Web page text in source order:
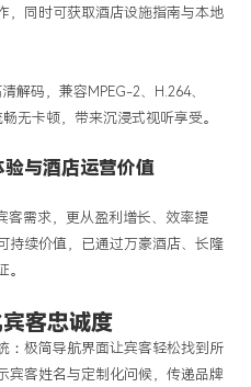
，同时可获取酒店设施指南与本地
解码，兼容MPEG-2、H.264、
无卡顿，带来沉浸式视听享受。
与酒店运营价值
客需求，更从盈利增长、效率提
持续价值，已通过万豪酒店、长隆
客忠诚度
：极简导航界面让宾客轻松找到所
宾客姓名与定制化问候，传递品牌